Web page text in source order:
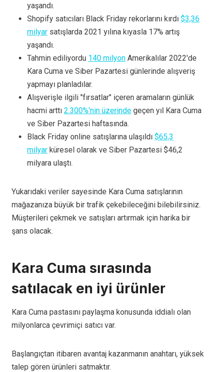
yaşandı.
Shopify satıcıları Black Friday rekorlarını kırdı $3,36
milyar satışlarda 2021 yılına kıyasla 17% artış
yaşandı.
Tahmin ediliyordu 140 milyon Amerikalılar 2022'de
Kara Cuma ve Siber Pazartesi günlerinde alışveriş
yapmayı planladılar.
Alışverişle ilgili "fırsatlar" içeren aramaların günlük
hacmi arttı 2.300%'nin üzerinde geçen yıl Kara Cuma
ve Siber Pazartesi haftasında.
Black Friday online satışlarına ulaşıldı $65,3
milyar küresel olarak ve Siber Pazartesi $46,2
milyara ulaştı.
Yukarıdaki veriler sayesinde Kara Cuma satışlarının
mağazanıza büyük bir trafik çekebileceğini bilebilirsiniz.
Müşterileri çekmek ve satışları artırmak için harika bir
şans olacak.
Kara Cuma sırasında
satılacak en iyi ürünler
Kara Cuma pastasını paylaşma konusunda iddialı olan
milyonlarca çevrimiçi satıcı var.
Başlangıçtan itibaren avantaj kazanmanın anahtarı, yüksek
talep gören ürünleri satmaktır.